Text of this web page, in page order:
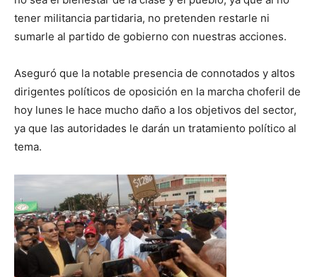
tener militancia partidaria, no pretenden restarle ni
sumarle al partido de gobierno con nuestras acciones.
Aseguró que la notable presencia de connotados y altos
dirigentes políticos de oposición en la marcha choferil de
hoy lunes le hace mucho daño a los objetivos del sector,
ya que las autoridades le darán un tratamiento político al
tema.